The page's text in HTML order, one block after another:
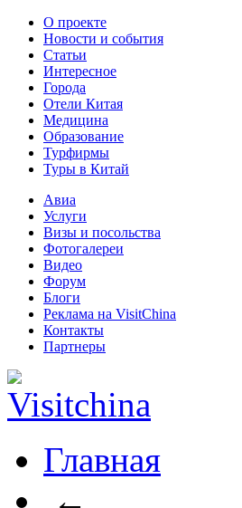
О проекте
Новости и события
Статьи
Интересное
Города
Отели Китая
Медицина
Образование
Турфирмы
Туры в Китай
Авиа
Услуги
Визы и посольства
Фотогалереи
Видео
Форум
Блоги
Реклама на VisitChina
Контакты
Партнеры
Главная